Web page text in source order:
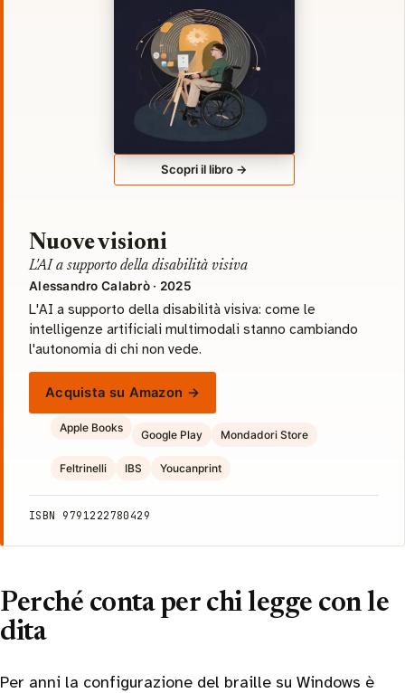
Scopri il libro →
Nuove visioni
L'AI a supporto della disabilità visiva
Alessandro Calabrò · 2025
L'AI a supporto della disabilità visiva: come le
intelligenze artificiali multimodali stanno cambiando
l'autonomia di chi non vede.
Acquista su Amazon →
Apple Books
Google Play Mondadori Store
Feltrinelli IBS Youcanprint
ISBN 9791222780429
Perché conta per chi legge con le
dita
Per anni la configurazione del braille su Windows è